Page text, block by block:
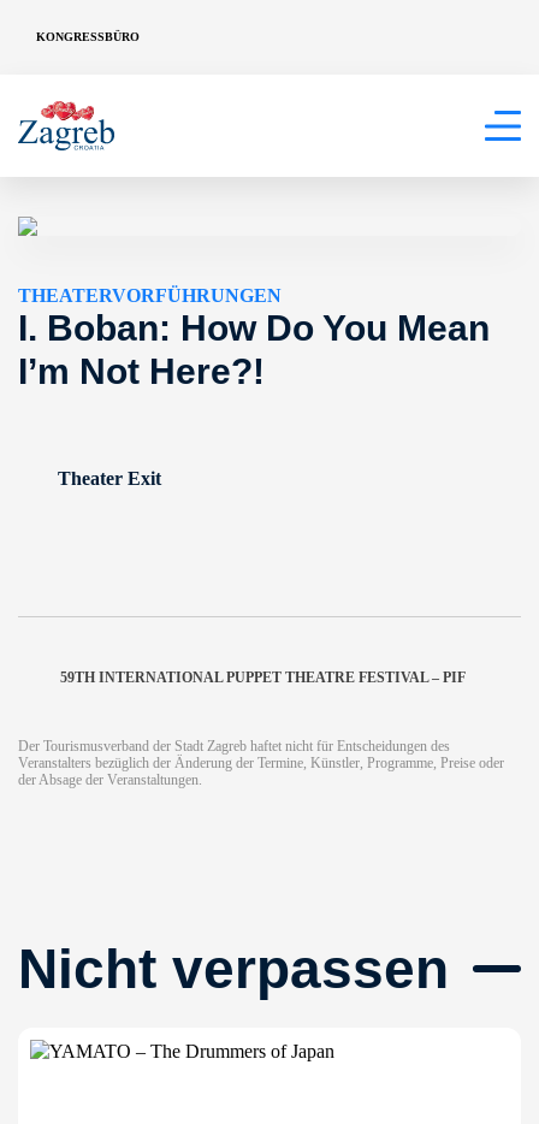
KONGRESSBÜRO
THEATERVORFÜHRUNGEN
I. Boban: How Do You Mean
I’m Not Here?!
Theater Exit
59TH INTERNATIONAL PUPPET THEATRE FESTIVAL – PIF
Der Tourismusverband der Stadt Zagreb haftet nicht für Entscheidungen des
Veranstalters bezüglich der Änderung der Termine, Künstler, Programme, Preise oder
der Absage der Veranstaltungen.
Nicht verpassen